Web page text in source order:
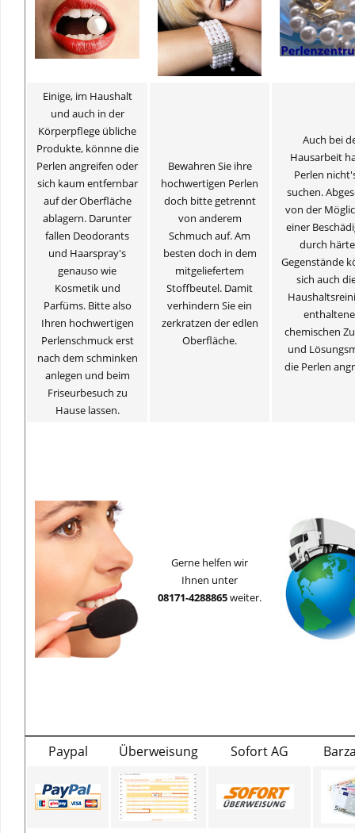
Einige, im Haushalt
und auch in der
Körperpflege übliche
Produkte, könnne die
Perlen angreifen oder
sich kaum entfernbar
auf der Oberfläche
ablagern. Darunter
fallen Deodorants
und Haarspray's
genauso wie
Kosmetik und
Parfüms. Bitte also
Ihren hochwertigen
Perlenschmuck erst
nach dem schminken
anlegen und beim
Friseurbesuch zu
Hause lassen.
Bewahren Sie ihre
hochwertigen Perlen
doch bitte getrennt
von anderem
Schmuch auf. Am
besten doch in dem
mitgeliefertem
Stoffbeutel. Damit
verhindern Sie ein
zerkratzen der edlen
Oberfläche.
Auch bei
Hausarbeit
Perlen
suchen.
von der
einer
durch
Gegenstände
sich auch
chemischen
und
die Perlen
Gerne helfen wir
Ihnen unter
08171-4288865weiter.
Paypal Überweisung Sofort AG